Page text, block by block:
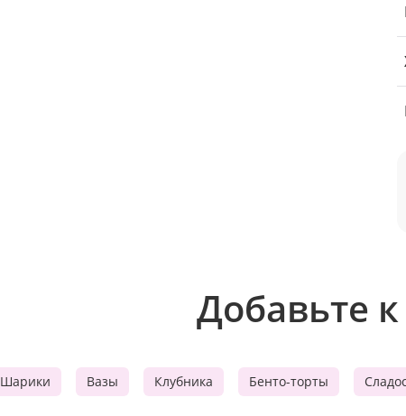
Добавьте к
Шарики Вазы Клубника Бенто-торты